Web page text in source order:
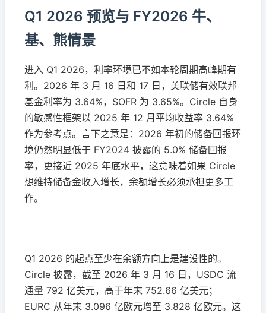
Q1 2026 预览与 FY2026 牛、
基、熊情景
进入 Q1 2026，利率环境已不如本轮周期高峰期有
利。2026 年 3 月 16 日和 17 日，美联储有效联邦
基金利率为 3.64%，SOFR 为 3.65%。Circle 自身
的敏感性框架以 2025 年 12 月平均收益率 3.64%
作为参考点。言下之意是：2026 年初的储备回报环
境仍然明显低于 FY2024 披露的 5.0% 储备回报
率，更接近 2025 年底水平，这意味着如果 Circle
想维持储备金收入增长，余额增长必须承担更多工
作。
Q1 2026 的起点至少在余额方向上是建设性的。
Circle 披露，截至 2026 年 3 月 16 日，USDC 流
通量 792 亿美元，高于年末 752.66 亿美元；
EURC 从年末 3.096 亿欧元增至 3.828 亿欧元。这